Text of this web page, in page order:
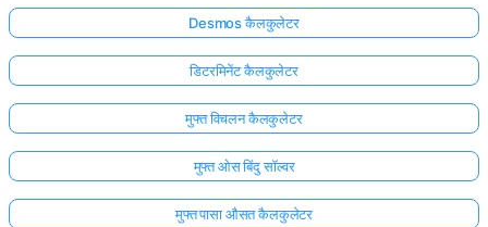
Desmos कैलकुलेटर
डिटरमिनेंट कैलकुलेटर
मुफ्त विचलन कैलकुलेटर
मुफ्त ओस बिंदु सॉल्वर
मुफ्त पासा औसत कैलकुलेटर